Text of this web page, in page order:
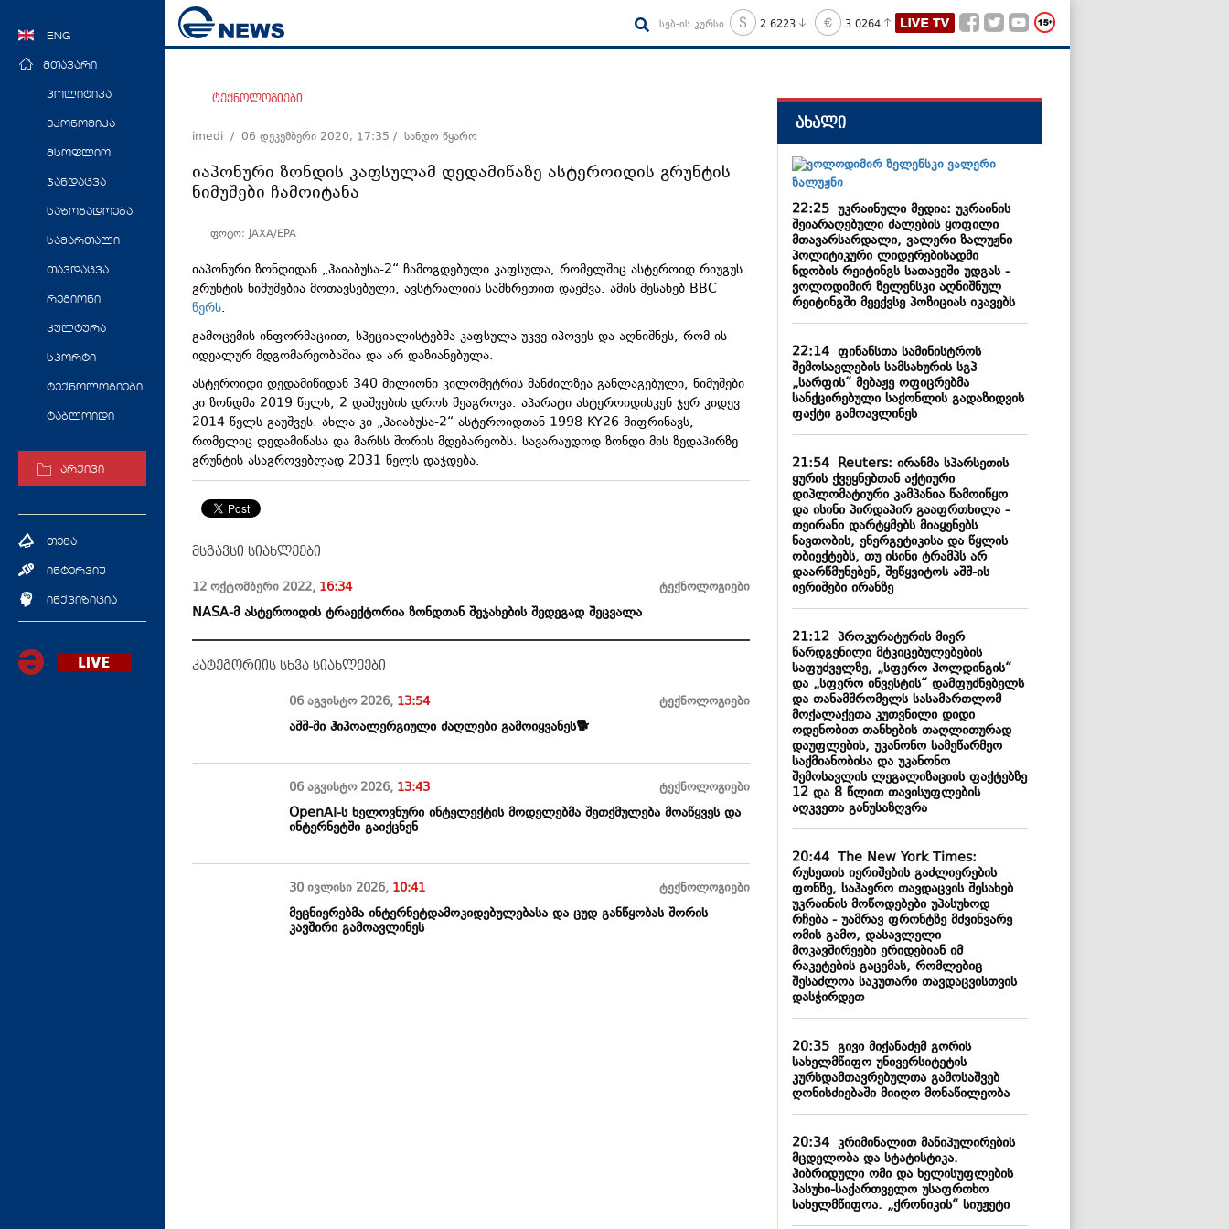
ENG
მთავარი
პოლიტიკა
ეკონომიკა
მსოფლიო
ჯანდაცვა
საზოგადოება
სამართალი
თავდაცვა
რეგიონი
კულტურა
სპორტი
ტექნოლოგიები
ტაბლოიდი
არქივი
თემა
ინტერვიუ
ინქვიზიცია
სებ-ის კურსი 2.6223 3.0264
ტექნოლოგიები
imedi / 06 დეკემბერი 2020, 17:35 / სანდო წყარო
იაპონური ზონდის კაფსულამ დედამიწაზე ასტეროიდის გრუნტის
ნიმუშები ჩამოიტანა
ფოტო: JAXA/EPA
იაპონური ზონდიდან „ჰაიაბუსა-2“ ჩამოგდებული კაფსულა, რომელშიც ასტეროიდ რიუგუს
გრუნტის ნიმუშებია მოთავსებული, ავსტრალიის სამხრეთით დაეშვა. ამის შესახებ BBC
წერს.
გამოცემის ინფორმაციით, სპეციალისტებმა კაფსულა უკვე იპოვეს და აღნიშნეს, რომ ის
იდეალურ მდგომარეობაშია და არ დაზიანებულა.
ასტეროიდი დედამიწიდან 340 მილიონი კილომეტრის მანძილზეა განლაგებული, ნიმუშები
კი ზონდმა 2019 წელს, 2 დაშვების დროს შეაგროვა. აპარატი ასტეროიდისკენ ჯერ კიდევ
2014 წელს გაუშვეს. ახლა კი „ჰაიაბუსა-2“ ასტეროიდთან 1998 KY26 მიფრინავს,
რომელიც დედამიწასა და მარსს შორის მდებარეობს. სავარაუდოდ ზონდი მის ზედაპირზე
გრუნტის ასაგროვებლად 2031 წელს დაჯდება.
მსგავსი სიახლეები
12 ოქტომბერი 2022, 16:34 ტექნოლოგიები
NASA-მ ასტეროიდის ტრაექტორია ზონდთან შეჯახების შედეგად შეცვალა
კატეგორიის სხვა სიახლეები
06 აგვისტო 2026, 13:54 ტექნოლოგიები
აშშ-ში ჰიპოალერგიული ძაღლები გამოიყვანეს🐕
06 აგვისტო 2026, 13:43 ტექნოლოგიები
OpenAI-ს ხელოვნური ინტელექტის მოდელებმა შეთქმულება მოაწყვეს და
ინტერნეტში გაიქცნენ
30 ივლისი 2026, 10:41 ტექნოლოგიები
მეცნიერებმა ინტერნეტდამოკიდებულებასა და ცუდ განწყობას შორის
კავშირი გამოავლინეს
ახალი
22:25უკრაინული მედია: უკრაინის
შეიარაღებული ძალების ყოფილი
მთავარსარდალი, ვალერი ზალუჟნი
პოლიტიკური ლიდერებისადმი
ნდობის რეიტინგს სათავეში უდგას -
ვოლოდიმირ ზელენსკი აღნიშნულ
რეიტინგში მეექვსე პოზიციას იკავებს
22:14ფინანსთა სამინისტროს
შემოსავლების სამსახურის სგპ
„სარფის“ მებაჟე ოფიცრებმა
სანქცირებული საქონლის გადაზიდვის
ფაქტი გამოავლინეს
21:54Reuters: ირანმა სპარსეთის
ყურის ქვეყნებთან აქტიური
დიპლომატიური კამპანია წამოიწყო
და ისინი პირდაპირ გააფრთხილა -
თეირანი დარტყმებს მიაყენებს
ნავთობის, ენერგეტიკისა და წყლის
ობიექტებს, თუ ისინი ტრამპს არ
დაარწმუნებენ, შეწყვიტოს აშშ-ის
იერიშები ირანზე
21:12პროკურატურის მიერ
წარდგენილი მტკიცებულებების
საფუძველზე, „სფერო ჰოლდინგის“
და „სფერო ინვესტის“ დამფუძნებელს
და თანამშრომელს სასამართლომ
მოქალაქეთა კუთვნილი დიდი
ოდენობით თანხების თაღლითურად
დაუფლების, უკანონო სამეწარმეო
საქმიანობისა და უკანონო
შემოსავლის ლეგალიზაციის ფაქტებზე
12 და 8 წლით თავისუფლების
აღკვეთა განუსაზღვრა
20:44The New York Times:
რუსეთის იერიშების გაძლიერების
ფონზე, საჰაერო თავდაცვის შესახებ
უკრაინის მოწოდებები უპასუხოდ
რჩება - უამრავ ფრონტზე მძვინვარე
ომის გამო, დასავლელი
მოკავშირეები ერიდებიან იმ
რაკეტების გაცემას, რომლებიც
შესაძლოა საკუთარი თავდაცვისთვის
დასჭირდეთ
20:35გივი მიქანაძემ გორის
სახელმწიფო უნივერსიტეტის
კურსდამთავრებულთა გამოსაშვებ
ღონისძიებაში მიიღო მონაწილეობა
20:34კრიმინალით მანიპულირების
მცდელობა და სტატისტიკა.
ჰიბრიდული ომი და ხელისუფლების
პასუხი-საქართველო უსაფრთხო
სახელმწიფოა. „ქრონიკის“ სიუჟეტი